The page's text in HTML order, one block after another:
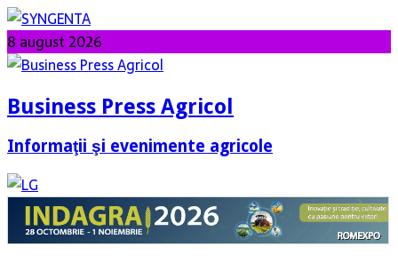
8 august 2026
Business Press Agricol
Informaţii şi evenimente agricole